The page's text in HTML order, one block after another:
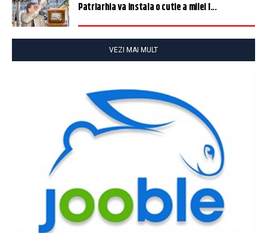
Patriarhia va instala o cutie a milei î...
VEZI MAI MULT